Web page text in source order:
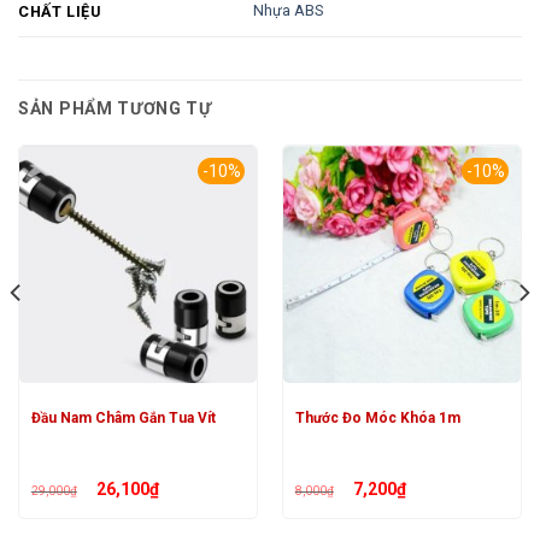
CHẤT LIỆU Nhựa ABS
SẢN PHẨM TƯƠNG TỰ
-10%
Đầu Nam Châm Gắn Tua Vít
29,000₫ Giá
gốc
26,100₫Giá
hiện
-10%
Thước Đo Móc Khóa 1m
8,000₫ Giá
gốc
7,200₫Giá
hiện